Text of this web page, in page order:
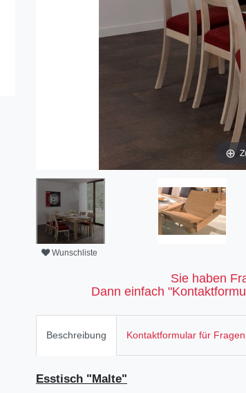
Wunschliste
Sie haben
Dann einfach
Beschreibung Kontaktformular für
Esstisch "Malte"